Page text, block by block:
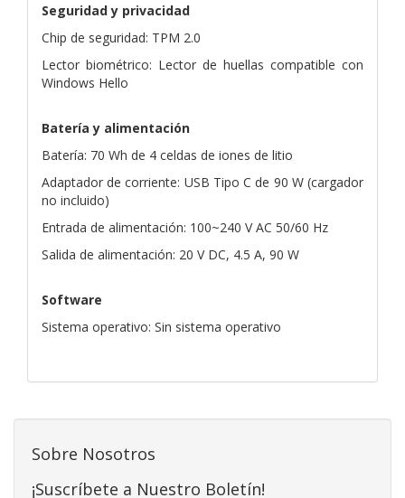
Seguridad y privacidad
Chip de seguridad: TPM 2.0
Lector biométrico: Lector de huellas compatible con
Windows Hello
Batería y alimentación
Batería: 70 Wh de 4 celdas de iones de litio
Adaptador de corriente: USB Tipo C de 90 W (cargador
no incluido)
Entrada de alimentación: 100~240 V AC 50/60 Hz
Salida de alimentación: 20 V DC, 4.5 A, 90 W
Software
Sistema operativo: Sin sistema operativo
Sobre Nosotros
¡Suscríbete a Nuestro Boletín!